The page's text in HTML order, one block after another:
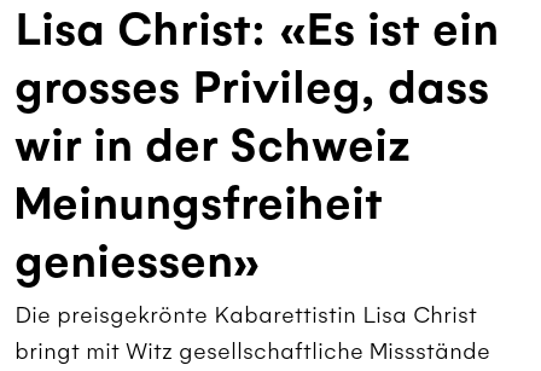
Lisa Christ: «Es ist ein
grosses Privileg, dass
wir in der Schweiz
Meinungsfreiheit
geniessen»
Die preisgekrönte Kabarettistin Lisa Christ
bringt mit Witz gesellschaftliche Missstände